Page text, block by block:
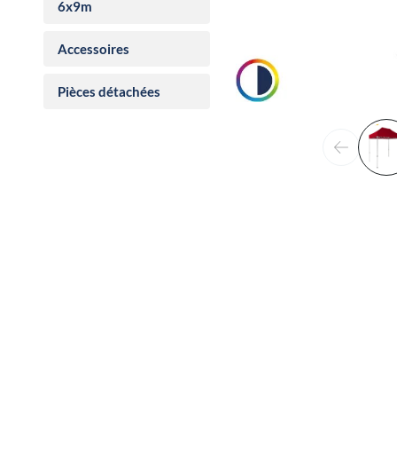
6x9m
Accessoires
Pièces détachées